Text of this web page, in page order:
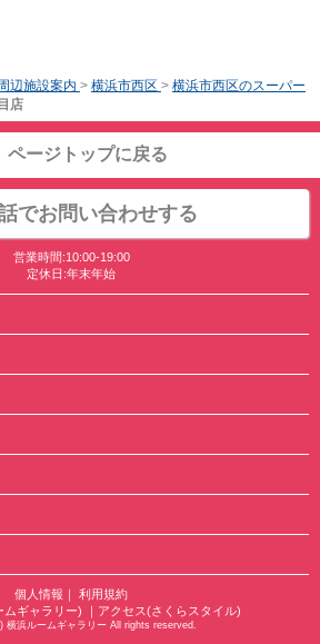
辺施設案内 > 横浜市西区 > 横浜市西区のスーパー
店
ページトップに戻る
でお問い合わせする
営業時間:10:00-19:00
定休日:年末年始
個人情報 ｜ 利用規約
ムギャラリー) ｜ アクセス(さくらスタイル)
横浜ルームギャラリー All rights reserved.